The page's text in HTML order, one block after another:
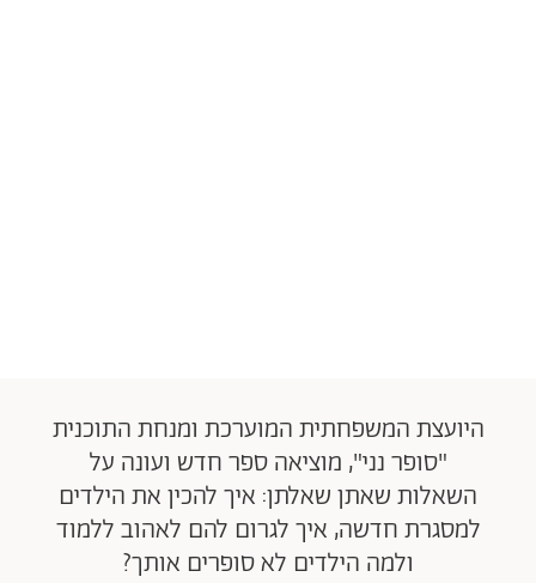
היועצת המשפחתית המוערכת ומנחת התוכנית
"סופר נני", מוציאה ספר חדש ועונה על
השאלות שאתן שאלתן: איך להכין את הילדים
למסגרת חדשה, איך לגרום להם לאהוב ללמוד
ולמה הילדים לא סופרים אותך?